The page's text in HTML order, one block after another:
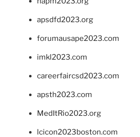
apsdfd2023.org
forumausape2023.com
imkl2023.com
careerfaircsd2023.com
apsth2023.com
MedItRio2023.org
lcicon2023boston.com